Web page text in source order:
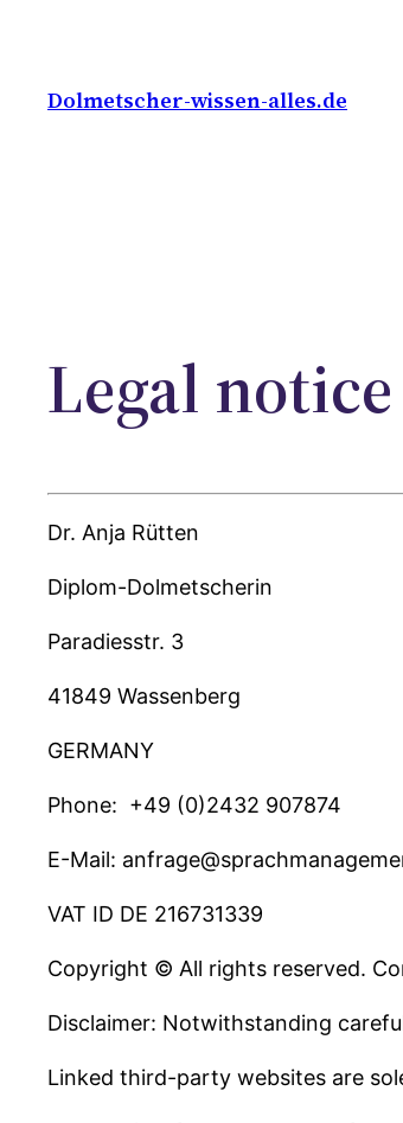
content
Dolmetscher-wissen-alles.de
Legal notice
Dr. Anja Rütten
Diplom-Dolmetscherin
Paradiesstr. 3
41849 Wassenberg
GERMANY
Phone: +49 (0)2432 907874
E-Mail:
VAT ID DE 216731339
Copyright © All rights reserved.
Disclaimer: Notwithstanding
Linked third-party websites are